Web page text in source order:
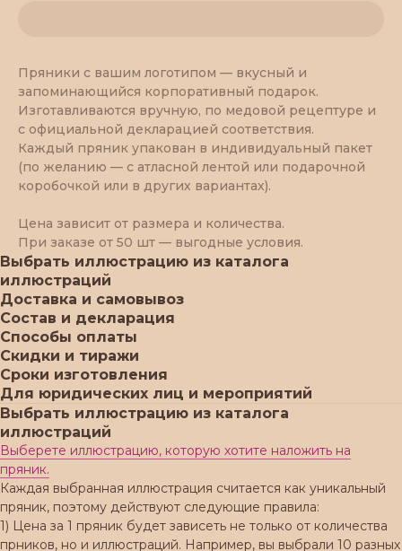
Пряники с вашим логотипом — вкусный и
запоминающийся корпоративный подарок.
Изготавливаются вручную, по медовой рецептуре и
с официальной декларацией соответствия.
Каждый пряник упакован в индивидуальный пакет
(по желанию — с атласной лентой или подарочной
коробочкой или в других вариантах).
Цена зависит от размера и количества.
При заказе от 50 шт — выгодные условия.
Выбрать иллюстрацию из каталога
иллюстраций
Доставка и самовывоз
Состав и декларация
Способы оплаты
Скидки и тиражи
Сроки изготовления
Для юридических лиц и мероприятий
Выбрать иллюстрацию из каталога
иллюстраций
Выберете иллюстрацию, которую хотите наложить на
пряник.
Каждая выбранная иллюстрация считается как уникальный
пряник, поэтому действуют следующие правила:
1) Цена за 1 пряник будет зависеть не только от количества
прников, но и иллюстраций. Например, вы выбрали 10 разных